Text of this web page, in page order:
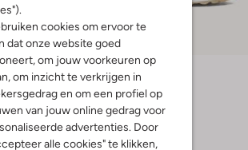
cookies om ervoor te
dat onze website goed
om jouw voorkeuren op
om inzicht te verkrijgen in
en om een profiel op
van jouw online gedrag voor
advertenties. Door
alle cookies" te klikken,
Laatste items
-40%
Bullboxer
Enkelboots
€ 94,95 € 56,95